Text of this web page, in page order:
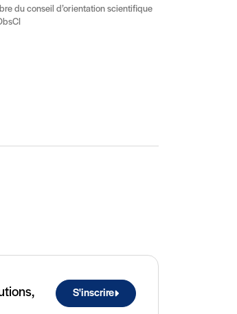
du conseil d’orientation scientifique
S'inscrire